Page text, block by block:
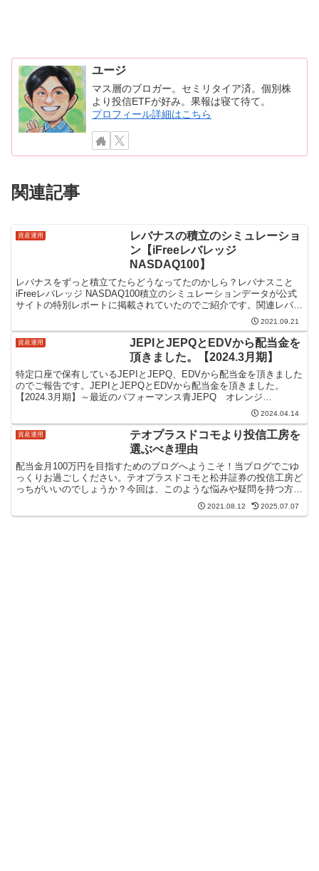
ユージ
マス層のブロガー。セミリタイア済。個別株
より投信ETFが好み。果報は寝て待て。
プロフィール詳細はこちら
関連記事
資産運用
レバナスの積立のシミュレーショ
ン【iFreeレバレッジ
NASDAQ100】
レバナスをずっと積立てたらどうなってたのかしら？レバナスこと
iFreeレバレッジ NASDAQ100積立のシミュレーションデータが公式
サイトの特別レポートに掲載されていたのでご紹介です。関連レバナ
2021.09.21
資産運用
JEPIとJEPQとEDVから配当金を
頂きました。【2024.3月期】
特定口座で保有しているJEPIとJEPQ、EDVから配当金を頂きました
のでご報告です。JEPIとJEPQとEDVから配当金を頂きました。
【2024.3月期】～最近のパフォーマンス青JEPQ オレンジ
2024.04.14
資産運用
テオプラスドコモより投信工房を
選ぶべき理由
配当金月100万円を目指すためのブログへようこそ！当ブログでごゆ
っくりお過ごしください。テオプラスドコモと松井証券の投信工房ど
っちがいいのでしょうか？今回は、このような悩みや疑問を持つ方へ
のアンサー記事になります。ahamoが好調でドコモを...
2021.08.12 2025.07.07